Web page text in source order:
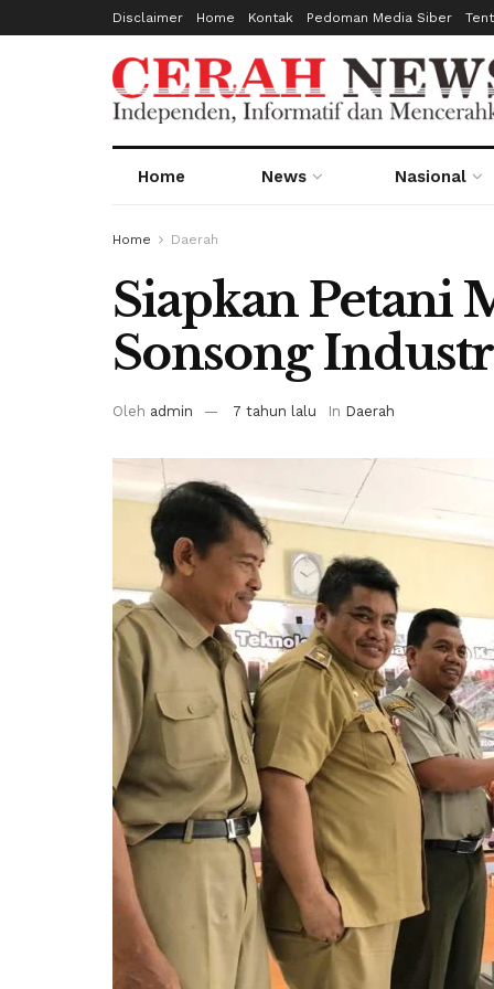
Disclaimer Home Kontak Pedoman Media Siber
Home News Nasional
Home Daerah
Siapkan Petani
Sonsong
Oleh admin 7 tahun lalu In Daerah